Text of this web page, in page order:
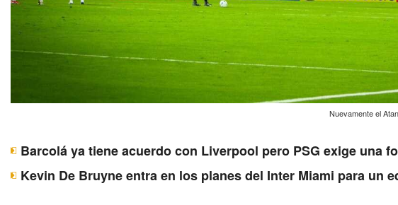
Nuevamente el
Barcolá ya tiene acuerdo con Liverpool pero PSG exige una
Kevin De Bruyne entra en los planes del Inter Miami para un